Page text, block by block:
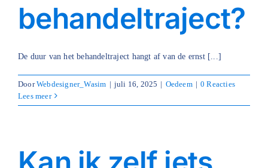
behandeltraject?
De duur van het behandeltraject hangt af van de ernst [...]
DoorWebdesigner_Wasim | juli 16, 2025 | Oedeem | 0 Reacties
Lees meer